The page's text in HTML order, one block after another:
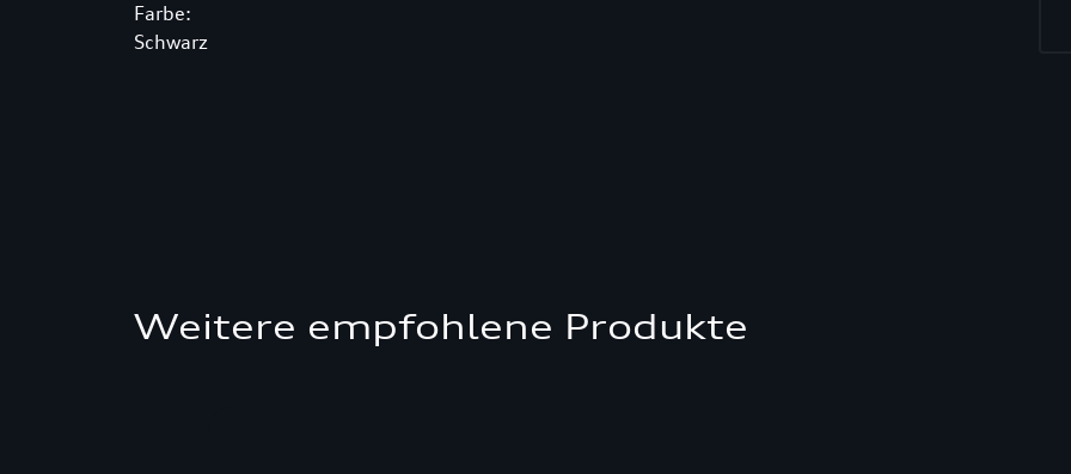
Farbe:
Schwarz
Weitere empfohlene Produkte